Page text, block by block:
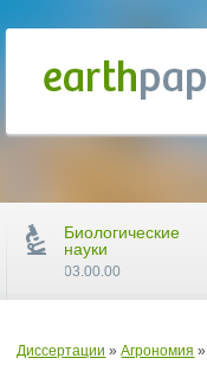
Диссертации »Агрономия
Биологические
науки
03.00.00